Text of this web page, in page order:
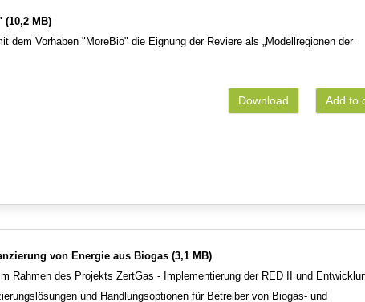
MB)
dem Vorhaben "MoreBio" die Eignung der Reviere als „Modellregionen der
Add to
Download
von Energie aus Biogas (3,1 MB)
Rahmen des Projekts ZertGas - Implementierung der RED II und
und Handlungsoptionen für Betreiber von Biogas- und